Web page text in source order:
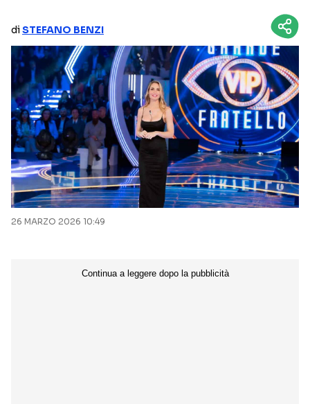
RAIPLAY
Categorie
NOTIZIE
ANTEPRIME
RETROSCENA
INTERVISTE
RUBRICHE
diSTEFANO BENZI
26 MARZO 2026 10:49